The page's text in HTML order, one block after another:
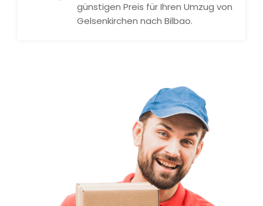
günstigen Preis für Ihren Umzug von
Gelsenkirchen nach Bilbao.